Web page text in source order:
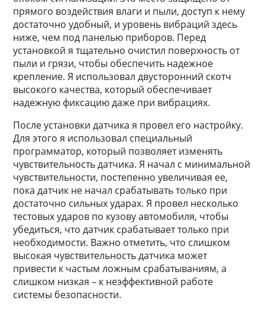
прямого воздействия влаги и пыли, доступ к нему
достаточно удобный, и уровень вибраций здесь
ниже, чем под панелью приборов. Перед
установкой я тщательно очистил поверхность от
пыли и грязи, чтобы обеспечить надежное
крепление. Я использовал двусторонний скотч
высокого качества, который обеспечивает
надежную фиксацию даже при вибрациях.
После установки датчика я провел его настройку.
Для этого я использовал специальный
программатор, который позволяет изменять
чувствительность датчика. Я начал с минимальной
чувствительности, постепенно увеличивая ее,
пока датчик не начал срабатывать только при
достаточно сильных ударах. Я провел несколько
тестовых ударов по кузову автомобиля, чтобы
убедиться, что датчик срабатывает только при
необходимости. Важно отметить, что слишком
высокая чувствительность датчика может
привести к частым ложным срабатываниям, а
слишком низкая – к неэффективной работе
системы безопасности.